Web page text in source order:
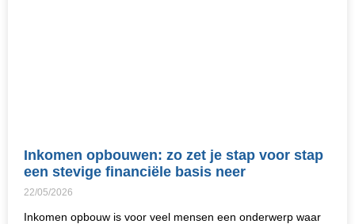
Inkomen opbouwen: zo zet je stap voor stap
een stevige financiële basis neer
22/05/2026
Inkomen opbouw is voor veel mensen een onderwerp waar